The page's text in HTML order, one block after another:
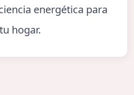
energética para
tu hogar.